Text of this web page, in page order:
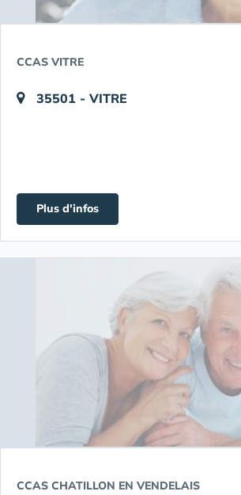
CCAS VITRE
35501 - VITRE
Plus d'infos
CCAS CHATILLON EN VENDELAIS